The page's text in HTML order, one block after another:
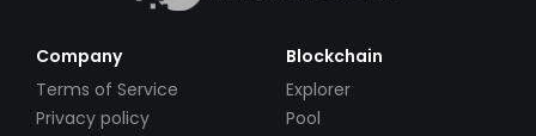
Company
Terms of Service
Privacy policy
Blockchain
Explorer
Pool